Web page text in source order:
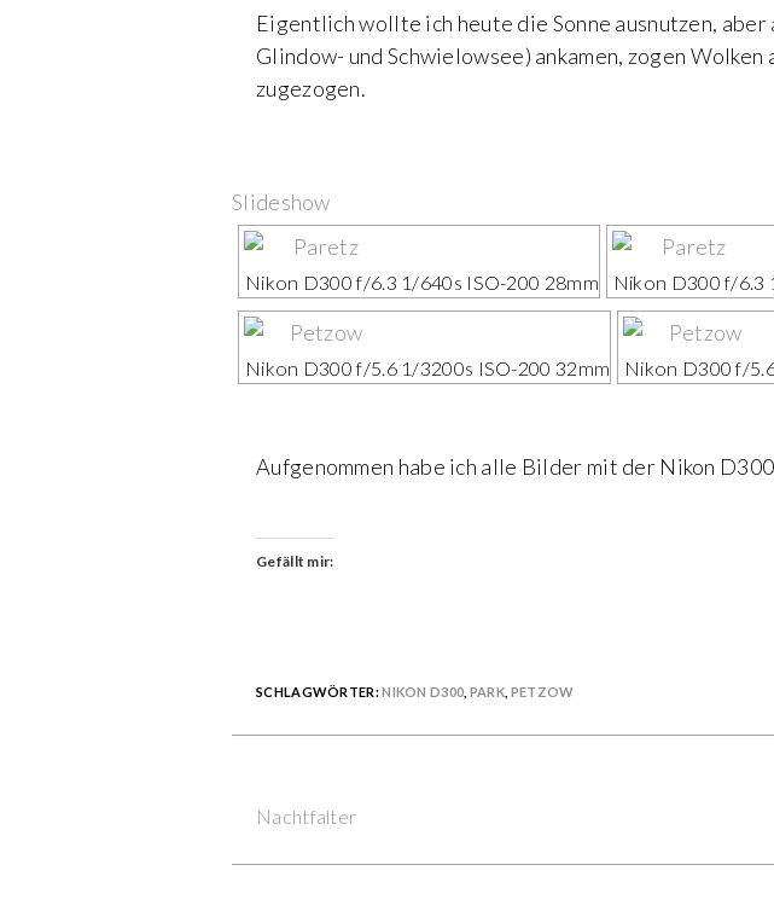
Eigentlich wollte ich heute die Sonne ausnutzen,
Glindow- und Schwielowsee) ankamen, zogen
zugezogen.
Slideshow
Nikon D300 f/6.3 1/640s ISO-200 28mm Nikon D300 f/6.3
Nikon D300 f/5.6 1/3200s ISO-200 32mm Nikon D300 f/
Aufgenommen habe ich alle Bilder mit der Nikon
Gefällt mir:
SCHLAGWÖRTER:NIKON D300 PARK PETZOW
Reading
Nachtfalter